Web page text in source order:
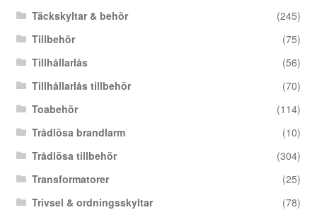
Täckskyltar & behör
(245)
Tillbehör
(75)
Tillhållarlås
(56)
Tillhållarlås tillbehör
(70)
Toabehör
(114)
Trådlösa brandlarm
(10)
Trådlösa tillbehör
(304)
Transformatorer
(25)
Trivsel & ordningsskyltar
(78)